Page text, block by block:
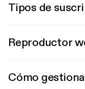
Tipos de
Reproductor
Cómo